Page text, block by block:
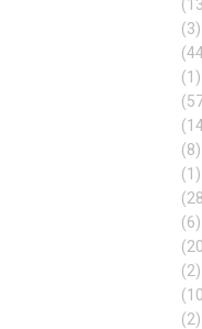
(3)
(1)
(8)
(1)
(6)
(2)
(2)